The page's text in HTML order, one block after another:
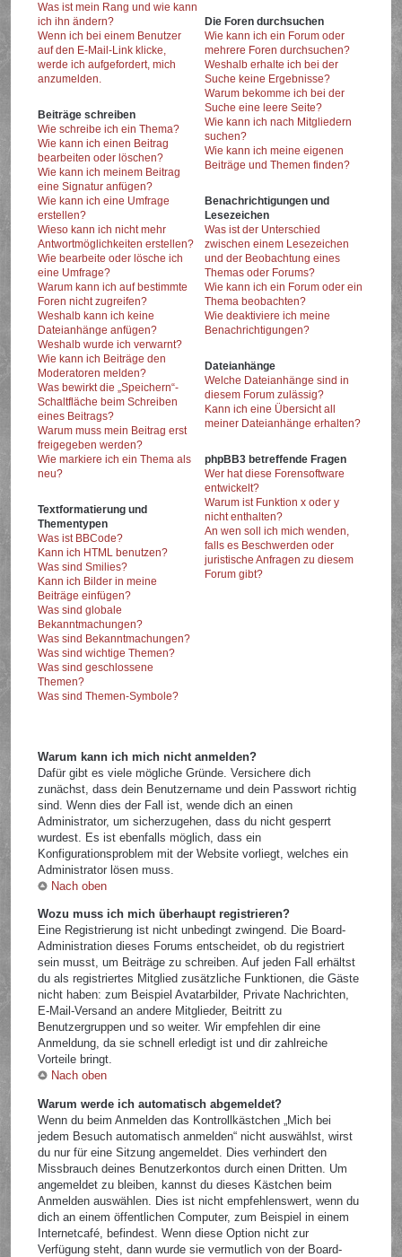
Was ist mein Rang und wie kann
ich ihn ändern?
Wenn ich bei einem Benutzer
auf den E-Mail-Link klicke,
werde ich aufgefordert, mich
anzumelden.
Beiträge schreiben
Wie schreibe ich ein Thema?
Wie kann ich einen Beitrag
bearbeiten oder löschen?
Wie kann ich meinem Beitrag
eine Signatur anfügen?
Wie kann ich eine Umfrage
erstellen?
Wieso kann ich nicht mehr
Antwortmöglichkeiten erstellen?
Wie bearbeite oder lösche ich
eine Umfrage?
Warum kann ich auf bestimmte
Foren nicht zugreifen?
Weshalb kann ich keine
Dateianhänge anfügen?
Weshalb wurde ich verwarnt?
Wie kann ich Beiträge den
Moderatoren melden?
Was bewirkt die „Speichern“-
Schaltfläche beim Schreiben
eines Beitrags?
Warum muss mein Beitrag erst
freigegeben werden?
Wie markiere ich ein Thema als
neu?
Textformatierung und
Thementypen
Was ist BBCode?
Kann ich HTML benutzen?
Was sind Smilies?
Kann ich Bilder in meine
Beiträge einfügen?
Was sind globale
Bekanntmachungen?
Was sind Bekanntmachungen?
Was sind wichtige Themen?
Was sind geschlossene
Themen?
Was sind Themen-Symbole?
Die Foren durchsuchen
Wie kann ich ein Forum oder
mehrere Foren durchsuchen?
Weshalb erhalte ich bei der
Suche keine Ergebnisse?
Warum bekomme ich bei der
Suche eine leere Seite?
Wie kann ich nach Mitgliedern
suchen?
Wie kann ich meine eigenen
Beiträge und Themen finden?
Benachrichtigungen und
Lesezeichen
Was ist der Unterschied
zwischen einem Lesezeichen
und der Beobachtung eines
Themas oder Forums?
Wie kann ich ein Forum oder ein
Thema beobachten?
Wie deaktiviere ich meine
Benachrichtigungen?
Dateianhänge
Welche Dateianhänge sind in
diesem Forum zulässig?
Kann ich eine Übersicht all
meiner Dateianhänge erhalten?
phpBB3 betreffende Fragen
Wer hat diese Forensoftware
entwickelt?
Warum ist Funktion x oder y
nicht enthalten?
An wen soll ich mich wenden,
falls es Beschwerden oder
juristische Anfragen zu diesem
Forum gibt?
Warum kann ich mich nicht anmelden?
Dafür gibt es viele mögliche Gründe. Versichere dich
zunächst, dass dein Benutzername und dein Passwort richtig
sind. Wenn dies der Fall ist, wende dich an einen
Administrator, um sicherzugehen, dass du nicht gesperrt
wurdest. Es ist ebenfalls möglich, dass ein
Konfigurationsproblem mit der Website vorliegt, welches ein
Administrator lösen muss.
Nach oben
Wozu muss ich mich überhaupt registrieren?
Eine Registrierung ist nicht unbedingt zwingend. Die Board-
Administration dieses Forums entscheidet, ob du registriert
sein musst, um Beiträge zu schreiben. Auf jeden Fall erhältst
du als registriertes Mitglied zusätzliche Funktionen, die Gäste
nicht haben: zum Beispiel Avatarbilder, Private Nachrichten,
E-Mail-Versand an andere Mitglieder, Beitritt zu
Benutzergruppen und so weiter. Wir empfehlen dir eine
Anmeldung, da sie schnell erledigt ist und dir zahlreiche
Vorteile bringt.
Nach oben
Warum werde ich automatisch abgemeldet?
Wenn du beim Anmelden das Kontrollkästchen „Mich bei
jedem Besuch automatisch anmelden“ nicht auswählst, wirst
du nur für eine Sitzung angemeldet. Dies verhindert den
Missbrauch deines Benutzerkontos durch einen Dritten. Um
angemeldet zu bleiben, kannst du dieses Kästchen beim
Anmelden auswählen. Dies ist nicht empfehlenswert, wenn du
dich an einem öffentlichen Computer, zum Beispiel in einem
Internetcafé, befindest. Wenn diese Option nicht zur
Verfügung steht, dann wurde sie vermutlich von der Board-